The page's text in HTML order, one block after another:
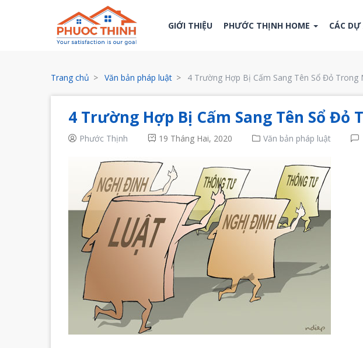
GIỚI THIỆU PHƯỚC THỊNH HOME CÁC
Trang chủ Văn bản pháp luật 4 Trường Hợp Bị Cấm Sang Tên Sổ Đỏ Trong
4 Trường Hợp Bị Cấm Sang Tên Sổ Đỏ
Phước Thịnh 19 Tháng Hai, 2020 Văn bản pháp luật